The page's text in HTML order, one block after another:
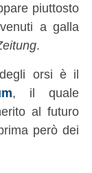
piuttosto
a galla
.
orsi è il
, il quale
al futuro
però dei